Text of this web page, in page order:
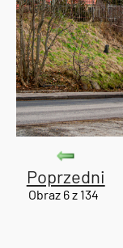
Poprzedni
Obraz 6 z 134